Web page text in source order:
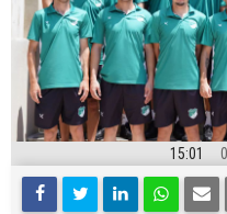
15:01